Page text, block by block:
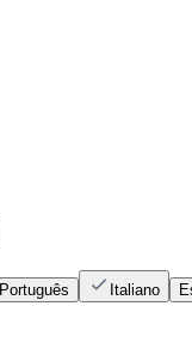
Português Italiano